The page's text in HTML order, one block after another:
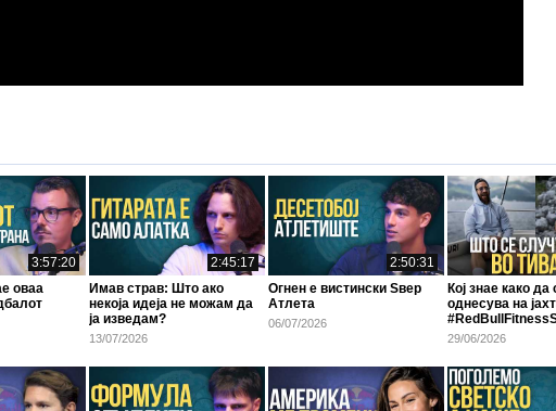
3:57:20
оваа
2:45:17
Имав страв: Што ако
некоја идеја не можам да
ја изведам?
13/07/2026
2:50:31
Огнен е вистински Ѕвер
Атлета
06/07/2026
Кој знае како да
однесува на
29/06/2026